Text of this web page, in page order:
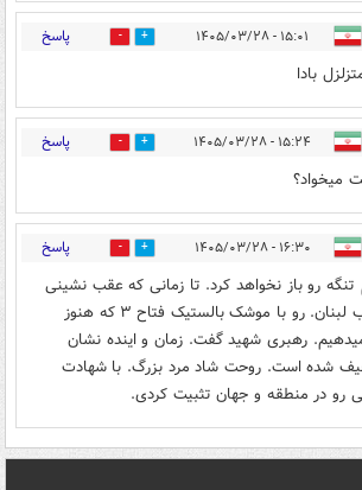
۱۵:۰۱ - ۱۴۰۵/۰۳/۲۸ 1 پاسخ
بادا
۱۵:۲۴ - ۱۴۰۵/۰۳/۲۸ 1 پاسخ
میخواد؟
۱۶:۳۰ - ۱۴۰۵/۰۳/۲۸ 0 پاسخ
رو باز نخواهد کرد. تا زمانی که عقب نشینی
کنید. و حمله به جنوب لبنان. رو با موشک بالستیک فتاح ۳ که هنوز
رهبری شهید گفت. زمان و اینده نشان
شده است. روحت شاد مرد بزرگ. با شهادت
رو در منطقه و جهان تثبیت کردی.